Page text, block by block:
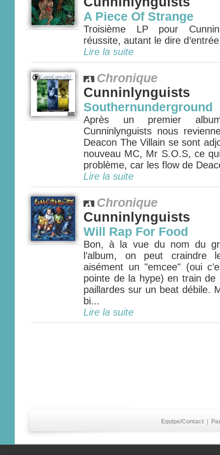
A Piece Of Strange
Troisième LP pour
réussite, autant le dire
Lire la suite
Chronique
Cunninlynguists
Southernunderground
Après un premier
Cunninlynguists nous
Deacon The Villain se sont
nouveau MC, Mr S.O.S, ce
problème, car les flow de
Lire la suite
Chronique
Cunninlynguists
Will Rap For Food
Bon, à la vue du nom du
l’album, on peut craindre
aisément un "emcee" (oui
pointe de la hype) en train de
paillardes sur un beat débile.
bi...
Lire la suite
Equipe/Contact